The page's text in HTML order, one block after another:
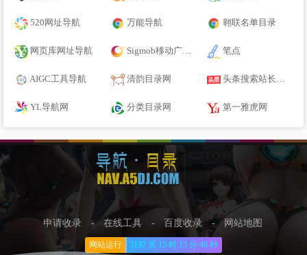
520网址导航 万能导航 翱联名单目录
网页库网址导航 Sigmob移动广告平台 笔点
AIGC工具导航 清韵目录网 头条搜索站长平台
YL导航网 分类目录网 第一雅虎网
申请收录 - 在线工具 - 百度收录 - 网站地图
网站运行 3137 天 15 时 13 分 40 秒